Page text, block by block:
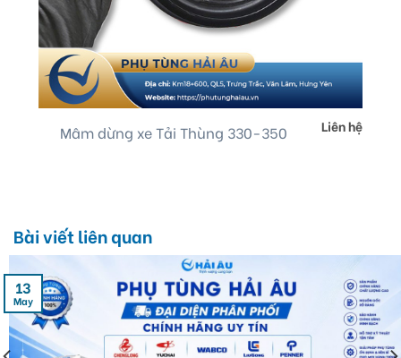
Mâm dừng xe Tải Thùng 330-350 Liên hệ
Bài viết liên quan
13
May